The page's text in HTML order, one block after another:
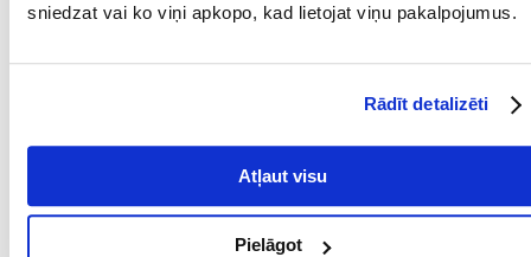
sniedzat vai ko viņi apkopo, kad lietojat viņu pakalpojumus.
Rādīt detalizēti
Atļaut visu
Pielāgot
Tikai reģistrēti FERA24.LV klienti, kuri ir iegādājušies produktu,
var dot tai vērtējumu. Ar zvaigznītēm norādītais vērtējums ir
vidējais no visiem vērtējumiem. Pēc atsauksmju apstrādes mēs
publicēsim gan pozitīvus, gan negatīvus vērtējumus.